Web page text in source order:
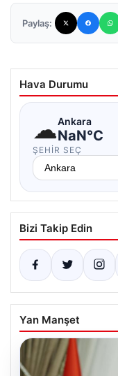
Paylaş:
Hava Durumu
☁Ankara
NaN°C
ŞEHIR SEÇ
Bizi Takip Edin
Yan Manşet